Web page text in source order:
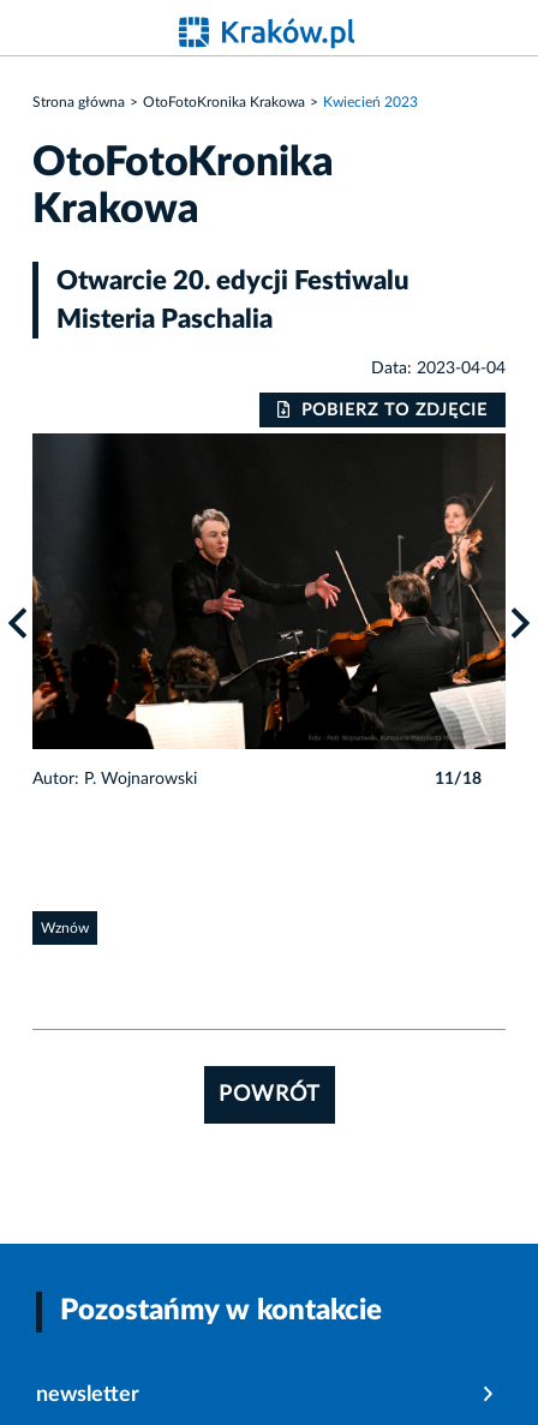
Strona główna OtoFotoKronika Krakowa Kwiecień 2023
OtoFotoKronika
Krakowa
Otwarcie 20. edycji Festiwalu
Misteria Paschalia
Data: 2023-04-04
POBIERZ TO ZDJĘCIE
Autor: P. Wojnarowski 11/18
Wznów
POWRÓT
Pozostańmy w kontakcie
newsletter